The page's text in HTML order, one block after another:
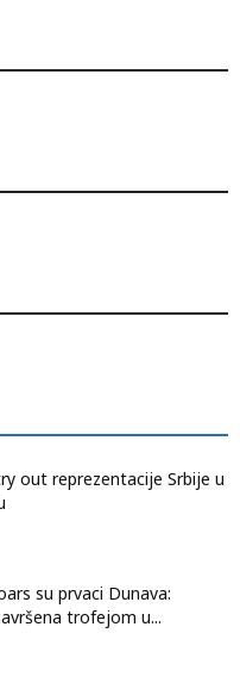
out reprezentacije Srbije u
su prvaci Dunava:
trofejom u...